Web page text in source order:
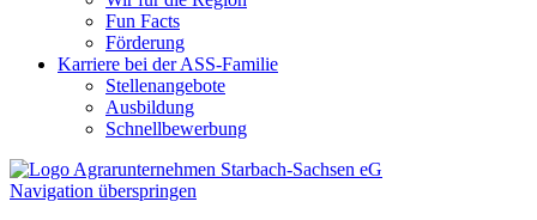
Fun Facts
Förderung
Karriere bei der ASS-Familie
Stellenangebote
Ausbildung
Schnellbewerbung
Navigation überspringen